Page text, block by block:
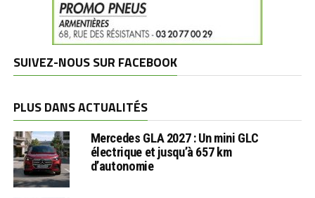
SUIVEZ-NOUS SUR FACEBOOK
PLUS DANS ACTUALITÉS
Mercedes GLA 2027 : Un mini GLC
électrique et jusqu’à 657 km
d’autonomie